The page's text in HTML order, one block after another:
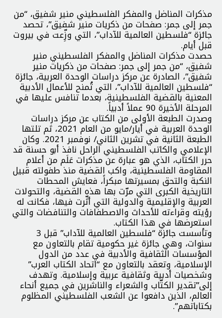
مذكرات المناضل والمفكر الفلسطيني منير شفيق، “من
جمر إلى جمر: صفحات من ذكريات منير شفيق”، تحصد
جائزة “فلسطين العالمية للآداب”، التي وزِّعت في بيروت
قبل أيام.
حصدت مذكرات المناضل والمفكر الفلسطيني منير
شفيق، “من جمر إلى جمر: صفحات من ذكريات منير
شفيق”، الصادرة عن مركز دراسات الوحدة العربية، جائزة
“فلسطين العالمية للآداب”، التي تُمنح للأعمال الأدبية
المعنية بالقضية الفلسطينية، بعدما تنافس عليها في
المرحلة الأخيرة 90 عملاً أدبياً.
وصدرت الطبعة الأولى من الكتاب عن مركز دراسات
الوحدة العربية في أيار/مايو من العام 2021، ثم تلتها
الطبعة الثانية في تشرين الثاني/ نوفمبر 2021. وكان
الإعلامي والكاتب الفلسطيني الراحل نافذ أبو حسنة قد
حرر الكتاب، الذي هو عبارة عن مذكرات عَلَم من أعلام
المقاومة الفلسطينية، واكب القضية منذ طفولته قبيل
النكبة والتحق بمسيرتها مبكراً، فعايش المحطات
التاريخية الكبرى التي مرّت بها هذه القضية، والتحولات
العربية والإقليمية والدولية التي أثّرت فيها، فكانت له
رؤيته وقراءته للأحداث والاصطفافات والتنافضات والتي
استعرضها في هذا الكتاب.
وتأسست جائزة “فلسطين العالمية للآداب” قبل 3
سنوات، وهي جائزة غير حكومية تقام بالتعاون مع
المؤسسات الثقافية والأدبية في عدد من الدول
الإسلامية، وتعقد بالتعاون مع “اتحاد الكتاب العرب”
وشخصيات أدبية وثقافية عربية وإسلامية. وتهدف
إلى”تقدير الكتّاب والشعراء والناشرين في جميع أنحاء
العالم، الذين دافعوا عن الشعب الفلسطيني المظلوم
بكتاباتهم”.